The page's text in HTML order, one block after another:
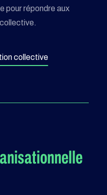
pour répondre aux
collective